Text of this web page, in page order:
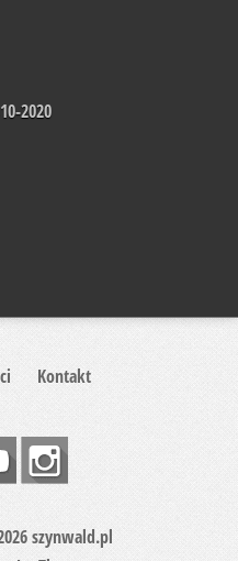
2020
Kontakt
szynwald.pl